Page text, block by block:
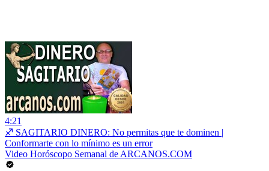
4:21
♐ SAGITARIO DINERO: No permitas que te dominen |
Conformarte con lo mínimo es un error
Video Horóscopo Semanal de ARCANOS.COM